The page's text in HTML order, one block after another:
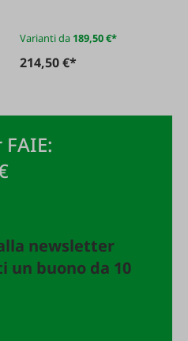
Varianti da 189,50 €*
214,50 €*
newsletter
un buono da 10